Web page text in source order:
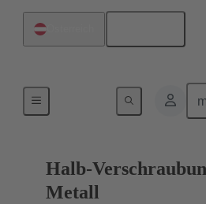
Kabelverschraubungen
Halb-
Metall